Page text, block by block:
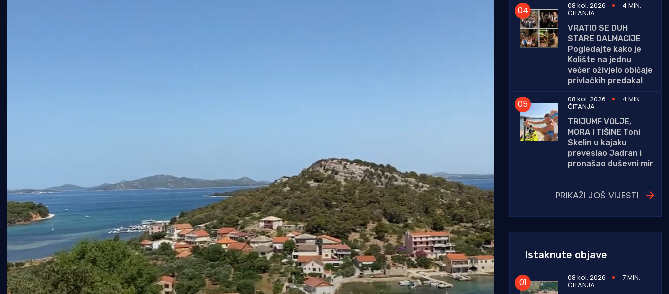
08 kol. 2026
4 MIN.
ČITANJA
VRATIO SE DUH
STARE DALMACIJE
Pogledajte kako je
Kolište na jednu
večer oživjelo običaje
privlačkih predaka!
08 kol. 2026
4 MIN.
ČITANJA
TRIJUMF VOLJE,
MORA I TIŠINE Toni
Skelin u kajaku
preveslao Jadran i
pronašao duševni mir
PRIKAŽI JOŠ VIJESTI
Istaknute objave
08 kol. 2026 7 MIN.
ČITANJA